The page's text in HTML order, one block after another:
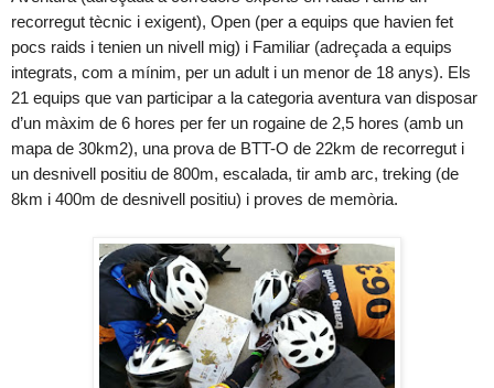
recorregut tècnic i exigent), Open (per a equips que havien fet
pocs raids i tenien un nivell mig) i Familiar (adreçada a equips
integrats, com a mínim, per un adult i un menor de 18 anys). Els
21 equips que van participar a la categoria aventura van disposar
d’un màxim de 6 hores per fer un rogaine de 2,5 hores (amb un
mapa de 30km2), una prova de BTT-O de 22km de recorregut i
un desnivell positiu de 800m, escalada, tir amb arc, treking (de
8km i 400m de desnivell positiu) i proves de memòria.